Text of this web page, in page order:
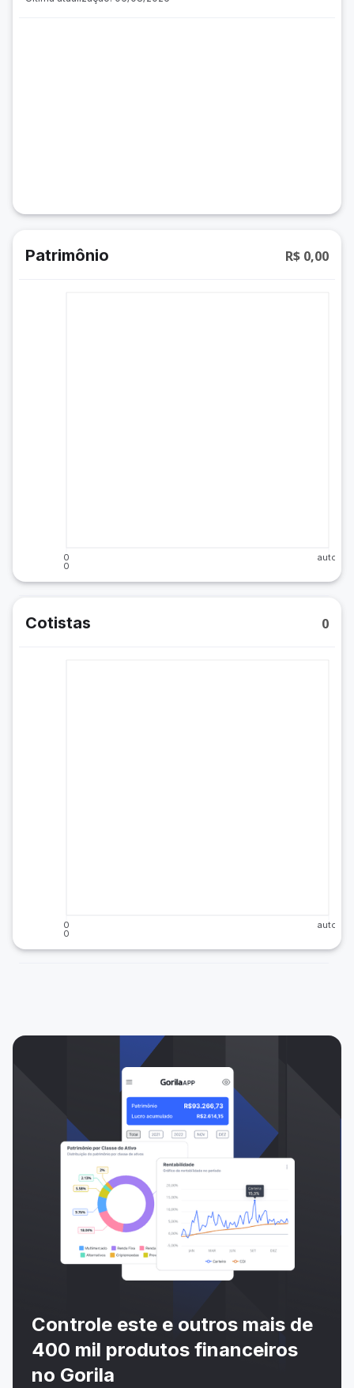
Patrimônio R$ 0,00
0
0
auto
Cotistas 0
0
0
auto
Controle este e outros mais de
400 mil produtos financeiros
no Gorila